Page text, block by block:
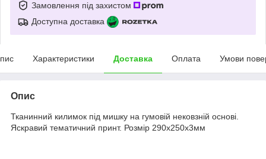
Замовлення під захистом
Доступна доставка
Характеристики Доставка Оплата Умови
Опис
Тканинний килимок під мишку на гумовій нековзній основі.
Яскравий тематичний принт. Розмір 290х250х3мм